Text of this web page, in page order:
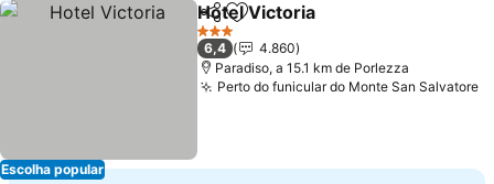
Escolha popular
PartilharAdicionar aos favoritos
Hotel Victoria
3 Estrelas
6,4
4.860
Paradiso, a 15.1 km de Porlezza
Perto do funicular do Monte San Salvatore